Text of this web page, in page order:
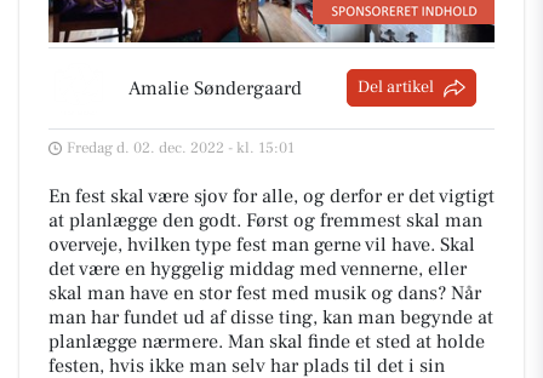
Amalie Søndergaard Del artikel
Fredag d. 02. dec. 2022 - kl. 15:01
En fest skal være sjov for alle, og derfor er det vigtigt
at planlægge den godt. Først og fremmest skal man
overveje, hvilken type fest man gerne vil have. Skal
det være en hyggelig middag med vennerne, eller
skal man have en stor fest med musik og dans? Når
man har fundet ud af disse ting, kan man begynde at
planlægge nærmere. Man skal finde et sted at holde
festen, hvis ikke man selv har plads til det i sin